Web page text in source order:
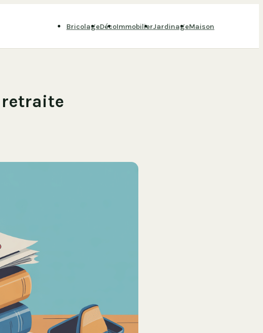
BricolageDécoImmobilierJardinageMaison
retraite